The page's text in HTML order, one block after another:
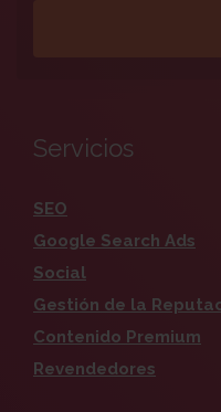
Servicios
SEO
Google Search Ads
Social
Gestión de la
Contenido Premium
Revendedores